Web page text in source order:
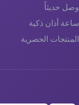
وصل حديثاً
ساعة أذان ذكية
المنتجات الحصرية